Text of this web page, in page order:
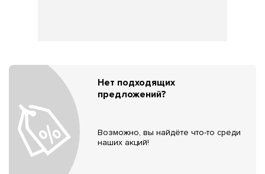
Нет подходящих
предложений?
Возможно, вы найдёте что-то среди
наших акций!